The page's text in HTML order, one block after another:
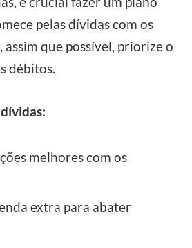
pelas dívidas com os
assim que possível, priorize o
débitos.
melhores com os
extra para abater